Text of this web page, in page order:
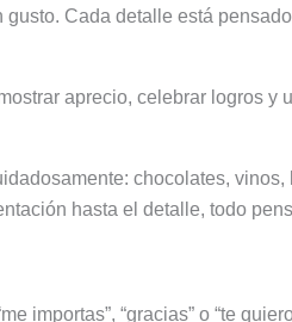
Cada detalle está
aprecio, celebrar logros y
chocolates,
hasta el detalle, todo
importas”, “gracias” o “te